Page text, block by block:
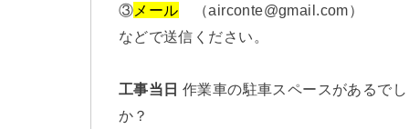
③ メール （airconte@gmail.com）
などで送信ください。
工事当日 作業車の駐車スペースがあるで
か？